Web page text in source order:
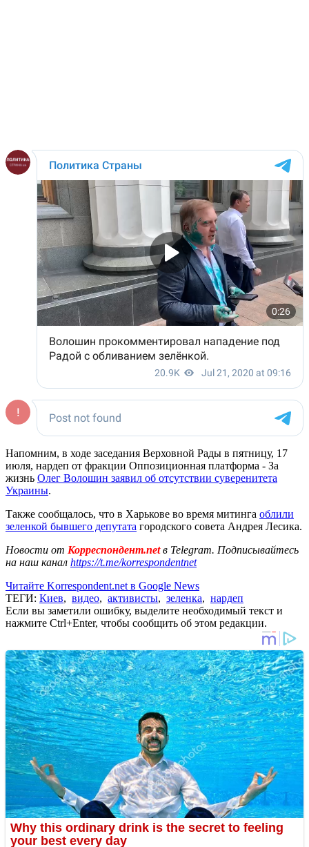
Напомним, в ходе заседания Верховной Рады в пятницу, 17
июля, нардеп от фракции Оппозиционная платформа - За
жизнь Олег Волошин заявил об отсутствии суверенитета
Украины.
Также сообщалось, что в Харькове во время митинга облили
зеленкой бывшего депутата городского совета Андрея Лесика.
Новости от Корреспондент.netв Telegram. Подписывайтесь
на наш канал https://t.me/korrespondentnet
Читайте Korrespondent.net в Google News
ТЕГИ: Киев, видео, активисты, зеленка, нардеп
Если вы заметили ошибку, выделите необходимый текст и
нажмите Ctrl+Enter, чтобы сообщить об этом редакции.